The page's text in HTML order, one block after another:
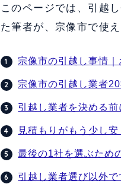
このページでは、引越
た筆者が、宗像市で使
宗像市の引越し事情
宗像市の引越し業者
引越し業者を決める
見積もりがもう少し
最後の1社を選ぶため
引越し業者選び以外